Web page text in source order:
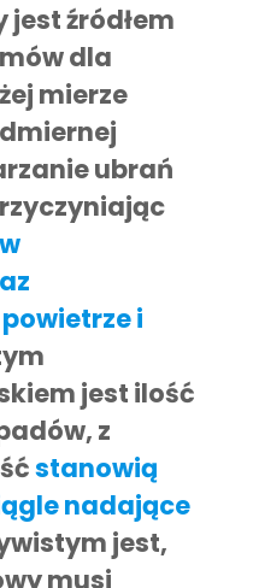
jest źródłem
dla
mierze
ubrań
i
jest ilość
z
stanowią
nadające
jest,
musi